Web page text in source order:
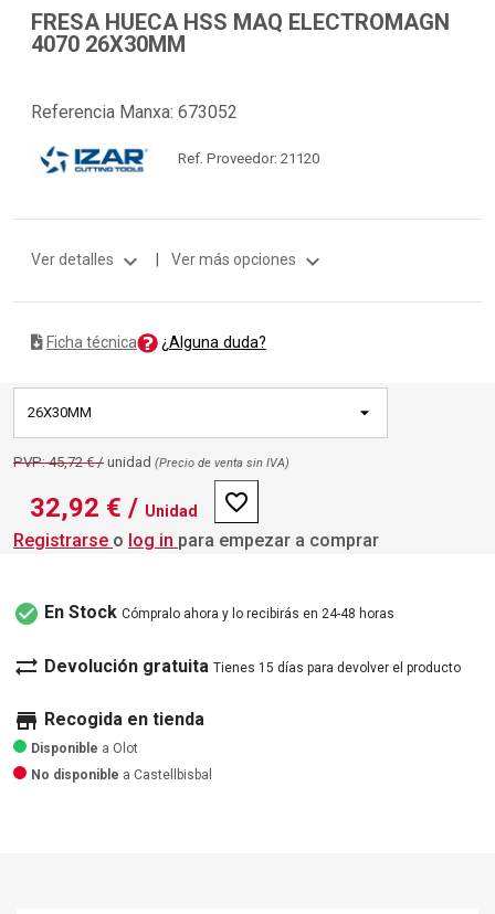
FRESA HUECA HSS MAQ ELECTROMAGN
4070 26X30MM
Referencia Manxa: 673052
Ref. Proveedor: 21120
Ver detalles expand_more Ver más opciones expand_more
Ficha técnica ¿Alguna duda?
26X30MM
PVP: 45,72 € / unidad (Precio de venta sin IVA)
32,92 € / Unidad favorite_border
Registrarse o log in para empezar a comprar
check_circle En Stock Cómpralo ahora y lo recibirás en 24-48 horas
sync_alt Devolución gratuita Tienes 15 días para devolver el producto
store Recogida en tienda
Disponible a Olot
No disponible a Castellbisbal